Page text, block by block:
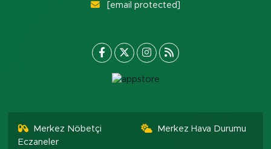
[email protected]
Merkez Nöbetçi
Eczaneler
Merkez Hava Durumu